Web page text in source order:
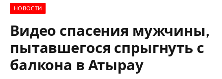
НОВОСТИ
Видео спасения мужчины,
пытавшегося спрыгнуть с
балкона в Атырау